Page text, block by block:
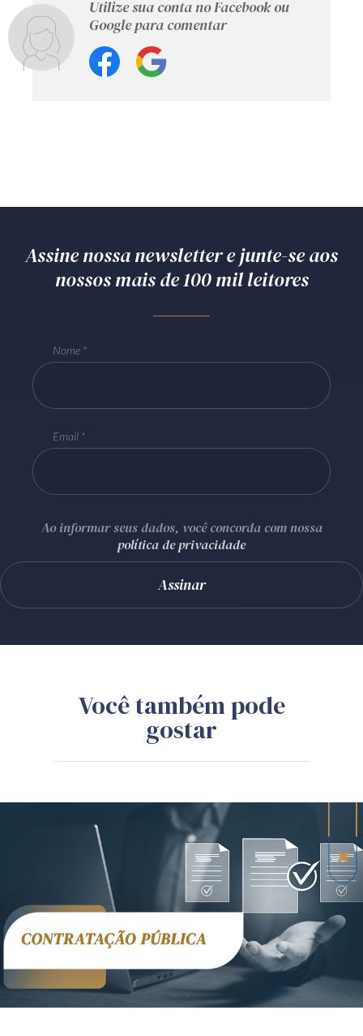
Utilize sua conta no Facebook ou
Google para comentar
Assine nossa newsletter e junte-se aos
nossos mais de 100 mil leitores
Nome
Email
Ao informar seus dados, você concorda com nossa
política de privacidade
Você também pode
gostar